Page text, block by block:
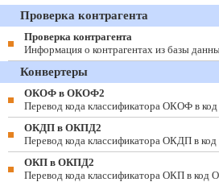
Проверка контрагента
Проверка контрагента
Информация о контрагентах из базы
Конвертеры
ОКОФ в ОКОФ2
Перевод кода классификатора ОКОФ в
ОКДП в ОКПД2
Перевод кода классификатора ОКДП в
ОКП в ОКПД2
Перевод кода классификатора ОКП в код